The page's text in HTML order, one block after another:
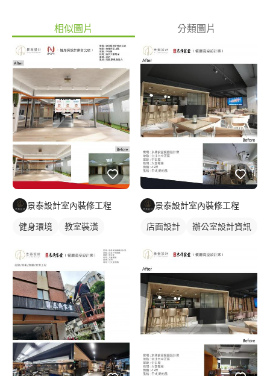
透明,不會為了消價讓品質扣分，一分錢一分貨很重要。 3.PRO360
為了保護業主公平交易紀錄，提供了聊天室（業主）只要回覆訊
息，我們就會被扣2_4千元(跟你們寫預算有差),真的覺得我們不錯
又不想我們被扣錢，你們也可以網路搜尋景泰設計就會看到我的網
頁了 4..如果看完以上敘述迫不及待想跟我們聯絡的話，歡迎諮詢 ?
設計與工程流程? 電話初步諮詢與預算,說明設計監工費>現場丈量,
洽談需求內容>進行平面配置 >初次討論平面配置>確認平面配置後
初估工程報價>進行設計簽約>細部平面確認>繪製精細3D圖>進行
工程項目報價>工程合約>繪製確認施工圖>施工進度表>進場施工
========================= ?溝通諮詢 溝通階段1.初步溝通瞭
解資訊2.需求預算規劃3.各階段及服務流程說明4.設計、監工、工
程等費用說明 需求規劃1.現場丈量（預售屋另規劃）2.設計風格討
論3.需求內容洽談4.執行平面配置與規劃 ?合約簽訂 設計合約1.平
面配置確認2.初估工程總預算3.設計合約簽訂 設計執行1.風格提案
3.繪製施工圖 ?施工交屋 工程施工1.施工進度確認2.專人監工及回
3.售後服務及保固 ========================= FAQ常見問答
Q:你們與其他室內裝修工程有什麼不同 A:我們除了施工工程外，
我們還兼具美學設計能力,我們的作品有很多設計規範書，都是我
們做的。 Q:這麼保證你們施工品質呢？ A:我們公司在業界15年
了，經歷一線品牌嚴格考驗，對於施工品質非常要求，市面上比低
價的很多往往為了降低成本品質相對施工品質比較差也比較堪慮，
目前市面上還有很多我們的作品，可到現場参觀，住宅比較不方便
参觀。 Q:如何與設計公司配合呢？ A:1.設計約程序>現場丈量>需
求溝通>繪製平面配置圖>初估工程總預算>確認設計約報價簽約>
相似圖片 分類圖片
景泰設計室內裝修工程
健身環境
教室裝潢
辦公室設計資訊
景泰設計室內裝修工程
店面設計 辦公室設計資訊